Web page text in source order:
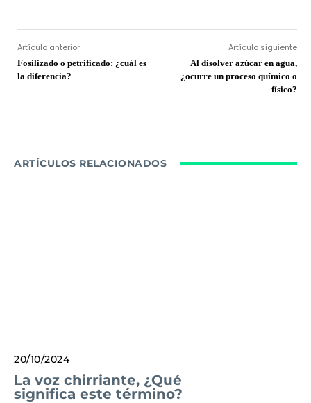
Artículo anterior
Fosilizado o petrificado: ¿cuál es
la diferencia?
Artículo siguiente
Al disolver azúcar en agua,
¿ocurre un proceso químico o
físico?
ARTÍCULOS RELACIONADOS
20/10/2024
La voz chirriante, ¿Qué
significa este término?